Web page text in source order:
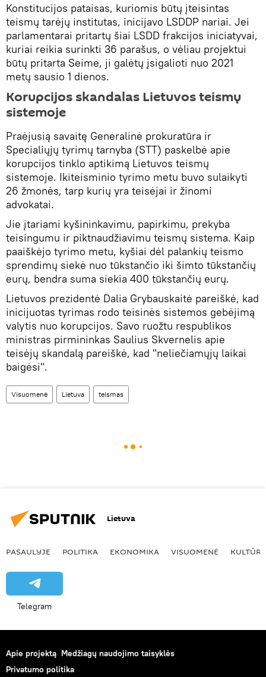
Konstitucijos pataisas, kuriomis būtų įteisintas
teismų tarėjų institutas, inicijavo LSDDP nariai. Jei
parlamentarai pritartų šiai LSDD frakcijos iniciatyvai,
kuriai reikia surinkti 36 parašus, o vėliau projektui
būtų pritarta Seime, ji galėtų įsigalioti nuo 2021
metų sausio 1 dienos.
Korupcijos skandalas Lietuvos teismų
sistemoje
Praėjusią savaitę Generalinė prokuratūra ir
Specialiųjų tyrimų tarnyba (STT) paskelbė apie
korupcijos tinklo aptikimą Lietuvos teismų
sistemoje. Ikiteisminio tyrimo metu buvo sulaikyti
26 žmonės, tarp kurių yra teisėjai ir žinomi
advokatai.
Jie įtariami kyšininkavimu, papirkimu, prekyba
teisingumu ir piktnaudžiavimu teismų sistema. Kaip
paaiškėjo tyrimo metu, kyšiai dėl palankių teismo
sprendimų siekė nuo tūkstančio iki šimto tūkstančių
eurų, bendra suma siekia 400 tūkstančių eurų.
Lietuvos prezidentė Dalia Grybauskaitė pareiškė, kad
inicijuotas tyrimas rodo teisinės sistemos gebėjimą
valytis nuo korupcijos. Savo ruožtu respublikos
ministras pirmininkas Saulius Skvernelis apie
teisėjų skandalą pareiškė, kad "neliečiamųjų laikai
baigėsi".
Visuomenė Lietuva teismas
Lietuva
PASAULYJE POLITIKA EKONOMIKA VISUOMENĖ KULTŪRA
Telegram
Apie projektą Medžiagų naudojimo taisyklės
Privatumo politika